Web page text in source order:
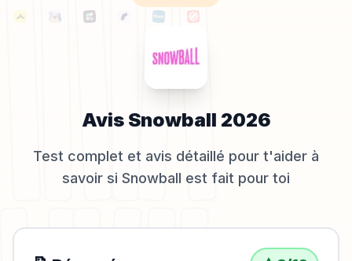
Avis Snowball 2026
Test complet et avis détaillé pour t'aider à
savoir si Snowball est fait pour toi